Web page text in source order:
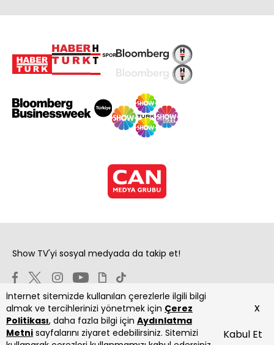
İnternet sitemizde kullanılan çerezlerle ilgili bilgi
almak ve tercihlerinizi yönetmek için Çerez
Politikası, daha fazla bilgi için Aydınlatma
Metni sayfalarını ziyaret edebilirsiniz. Sitemizi
Kabul Et
x
Show TV'yi sosyal medyada da takip et!
Copyright 2026 Show Televizyon Yayıncılık A.Ş.